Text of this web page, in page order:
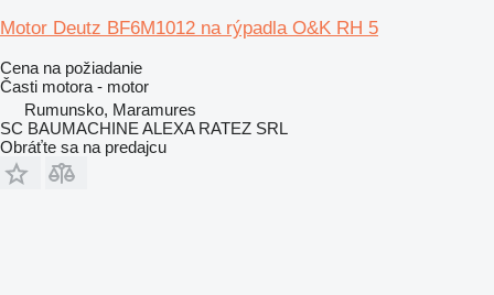
Motor Deutz BF6M1012 na rýpadla O&K RH 5
Cena na požiadanie
Časti motora - motor
Rumunsko, Maramures
SC BAUMACHINE ALEXA RATEZ SRL
Obráťte sa na predajcu